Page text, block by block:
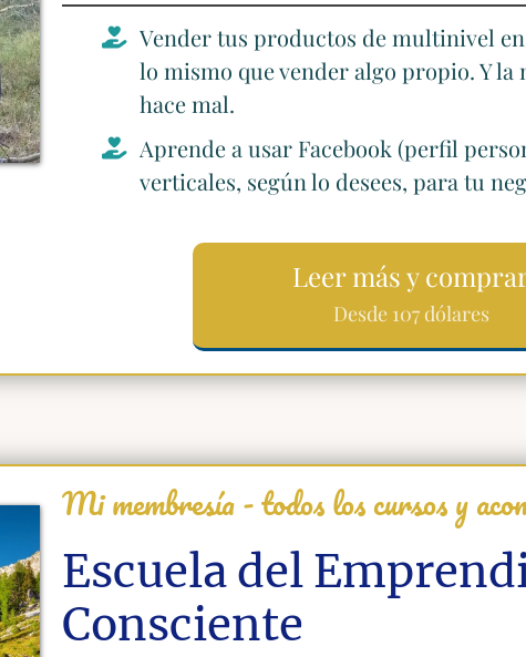
Vender tus productos de multinivel en
lo mismo que vender algo propio. Y la
hace mal.
Aprende a usar Facebook (perfil
verticales, según lo desees, para tu
Leer más y
Desde 107 dólares
Mi membresía - todos los cursos y
Escuela del
Consciente